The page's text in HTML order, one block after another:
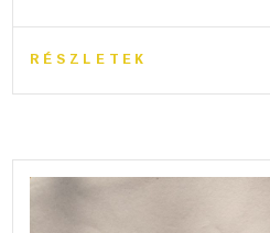
RÉSZLETEK